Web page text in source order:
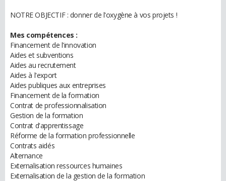
NOTRE OBJECTIF : donner de l'oxygène à vos projets !
Mes compétences :
Financement de l'innovation
Aides et subventions
Aides au recrutement
Aides à l'export
Aides publiques aux entreprises
Financement de la formation
Contrat de professionnalisation
Gestion de la formation
Contrat d'apprentissage
Réforme de la formation professionnelle
Contrats aidés
Alternance
Externalisation ressources humaines
Externalisation de la gestion de la formation